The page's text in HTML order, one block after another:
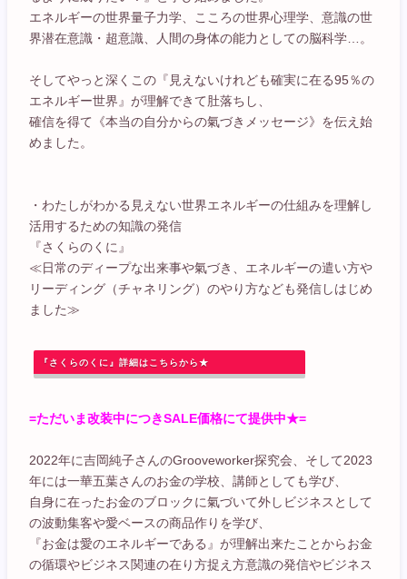
エネルギーの世界量子力学、こころの世界心理学、意識の世
界潜在意識・超意識、人間の身体の能力としての脳科学…。
そしてやっと深くこの『見えないけれども確実に在る95％の
エネルギー世界』が理解できて肚落ちし、
確信を得て《本当の自分からの氣づきメッセージ》を伝え始
めました。
・わたしがわかる見えない世界エネルギーの仕組みを理解し
活用するための知識の発信
『さくらのくに』
≪日常のディープな出来事や氣づき、エネルギーの遣い方や
リーディング（チャネリング）のやり方なども発信しはじめ
ました≫
『さくらのくに』詳細はこちらから★
=ただいま改装中につきSALE価格にて提供中★=
2022年に吉岡純子さんのGrooveworker探究会、そして2023
年には一華五葉さんのお金の学校、講師としても学び、
自身に在ったお金のブロックに氣づいて外しビジネスとして
の波動集客や愛ベースの商品作りを学び、
『お金は愛のエネルギーである』が理解出来たことからお金
の循環やビジネス関連の在り方捉え方意識の発信やビジネス